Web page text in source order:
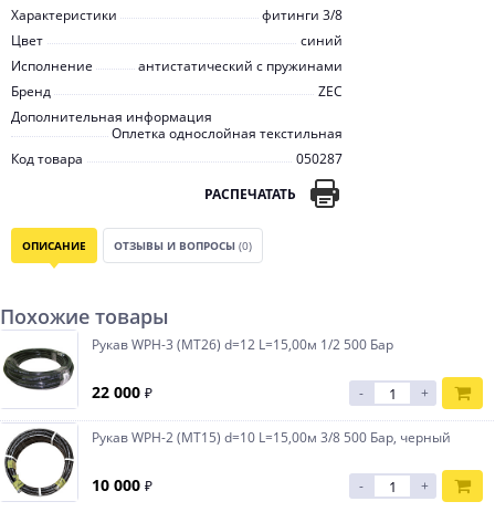
Характеристики
фитинги 3/8
Цвет
синий
Исполнение
антистатический с пружинами
Бренд
ZEC
Дополнительная информация
Оплетка однослойная текстильная
Код товара
050287
РАСПЕЧАТАТЬ
ОПИСАНИЕ ОТЗЫВЫ И ВОПРОСЫ (0)
Похожие товары
Рукав WPH-3 (MT26) d=12 L=15,00м 1/2 500 Бар
22 000 ₽ - +
Рукав WPH-2 (МТ15) d=10 L=15,00м 3/8 500 Бар, черный
10 000 ₽ - +